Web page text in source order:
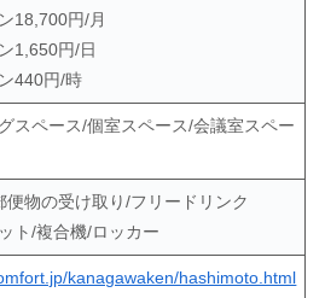
18,700円/月
1,650円/日
440円/時
スペース/個室スペース/会議室スペー
便物の受け取り/フリードリンク
ト/複合機/ロッカー
kanagawaken/hashimoto.html